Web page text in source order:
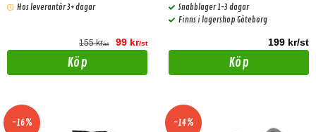
Hos leverantör 3+ dagar
155 kr/st 99 kr/st
Köp
Snabblager 1-3 dagar
Finns i lagershop Göteborg
199 kr/st
Köp
-16% -14%